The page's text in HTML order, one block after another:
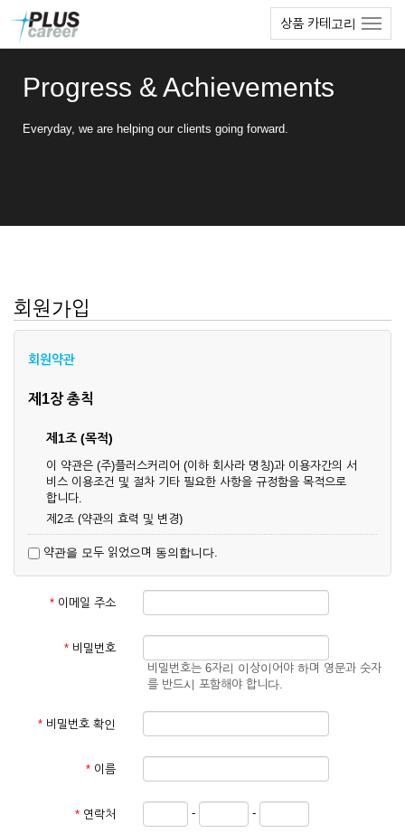
상품 카테고리
Progress & Achievements
Everyday, we are helping our clients going forward.
회원가입
회원약관
제1장 총칙
제1조 (목적)
이 약관은 (주)플러스커리어 (이하 회사라 명칭)과 이용자간의 서
비스 이용조건 및 절차 기타 필요한 사항을 규정함을 목적으로
합니다.
제2조 (약관의 효력 및 변경)
업상 중요 하거나 합리적인 사유가 발생할 경우 온라인 공사를
통하여 변경할 수 있습니다.
② 회원은 변경된 약관에 동의하지 않을 경우 서비스 이용을 중
단하고 이용계약을 해지할 수 있습니다. 약관의 효력 발생일 이
것으로 간주됩니다.
제3조 (약관의 외 준칙)
관계법령의 규정에 따릅니다.
① 서비스 이용계약은 서비스 이용 희망자가 본 약관에 동의한
약관을 모두 읽었으며 동의합니다.
* 이메일 주소
* 비밀번호
비밀번호는 6자리 이상이어야 하며 영문과 숫자
를 반드시 포함해야 합니다.
* 비밀번호 확인
* 이름
* 연락처 - -